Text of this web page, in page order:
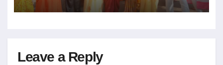
Leave a Reply